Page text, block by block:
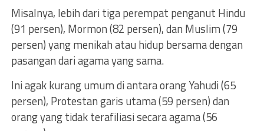
Misalnya, lebih dari tiga perempat penganut Hindu
(91 persen), Mormon (82 persen), dan Muslim (79
persen) yang menikah atau hidup bersama dengan
pasangan dari agama yang sama.
Ini agak kurang umum di antara orang Yahudi (65
persen), Protestan garis utama (59 persen) dan
orang yang tidak terafiliasi secara agama (56